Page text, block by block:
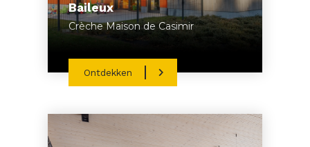
Baileux
Crèche Maison de Casimir
Ontdekken